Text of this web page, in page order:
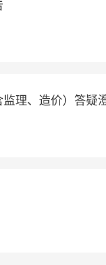
理、造价）答疑